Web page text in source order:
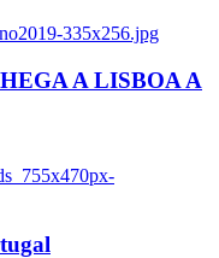
335x256.jpg
A LISBOA A